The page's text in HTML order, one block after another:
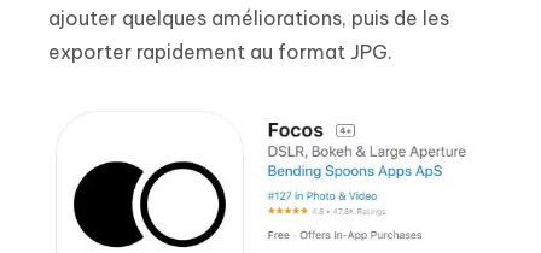
ajouter quelques améliorations, puis de les
exporter rapidement au format JPG.